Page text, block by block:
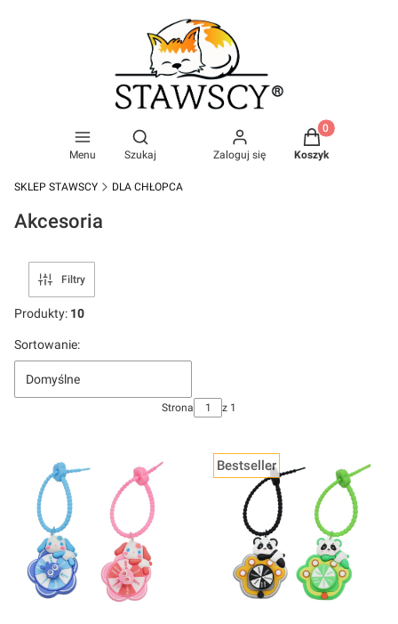
Menu
Otwórz wyszukiwarkę
Szukaj Zaloguj się
Produkty w
Koszyk
SKLEP STAWSCY DLA CHŁOPCA
Akcesoria
Filtry
Produkty: 10
Lista produktów
Sortowanie:
Domyślne
Strona z 1
Bestseller